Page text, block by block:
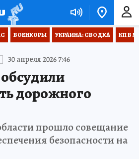
ВОЕНКОРЫ УКРАИНА: СВОДКА КП В
30 апреля 2026 7:46
дорожного
прошло совещание
безопасности на